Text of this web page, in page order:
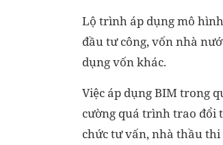
Lộ trình áp dụng mô
đầu tư công, vốn nhà
dụng vốn khác.
Việc áp dụng BIM trong
cường quá trình trao đổi
chức tư vấn, nhà thầu